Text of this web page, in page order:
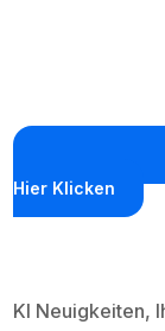
Hier Klicken
KI Neuigkeiten,